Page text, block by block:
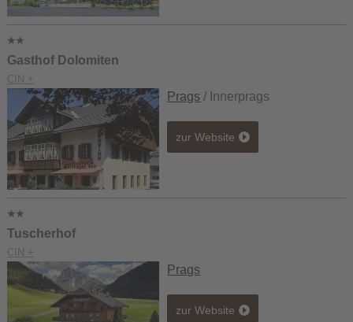
Gasthof Dolomiten
CIN +
Prags / Innerprags
zur Website
Tuscherhof
CIN +
Prags
zur Website